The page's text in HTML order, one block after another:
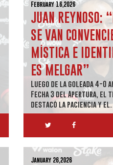
February 16,2026
JUAN REYNOSO:
SE VAN
MÍSTICA E
ES MELGAR”
Luego de la goleada 4-0
Fecha 3 del Apertura, el
destacó la paciencia y
January 26,2026